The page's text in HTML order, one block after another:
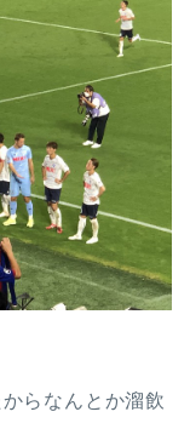
らなんとか溜飲